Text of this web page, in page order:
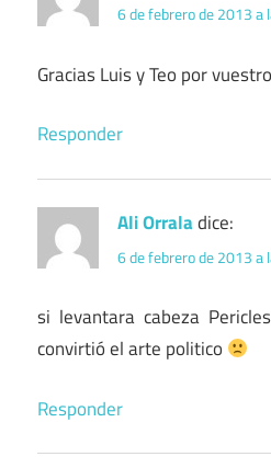
6 de febrero de 2013 a
Gracias Luis y Teo por
Responder
Ali Orraladice:
6 de febrero de 2013 a
si levantara cabeza
convirtió el arte politico
Responder